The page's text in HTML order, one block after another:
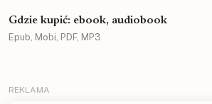
Gdzie kupić: ebook, audiobook
Epub, Mobi, PDF, MP3